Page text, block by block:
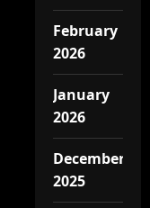
February
2026
January
2026
December
2025